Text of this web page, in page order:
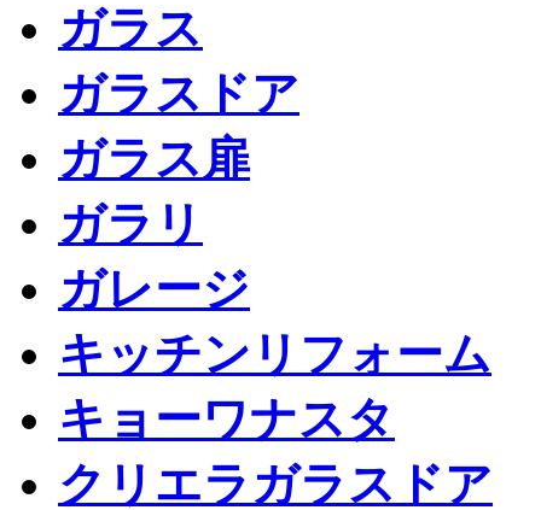
ガラス
ガラスドア
ガラス扉
ガラリ
ガレージ
キッチンリフォーム
キョーワナスタ
クリエラガラスドア